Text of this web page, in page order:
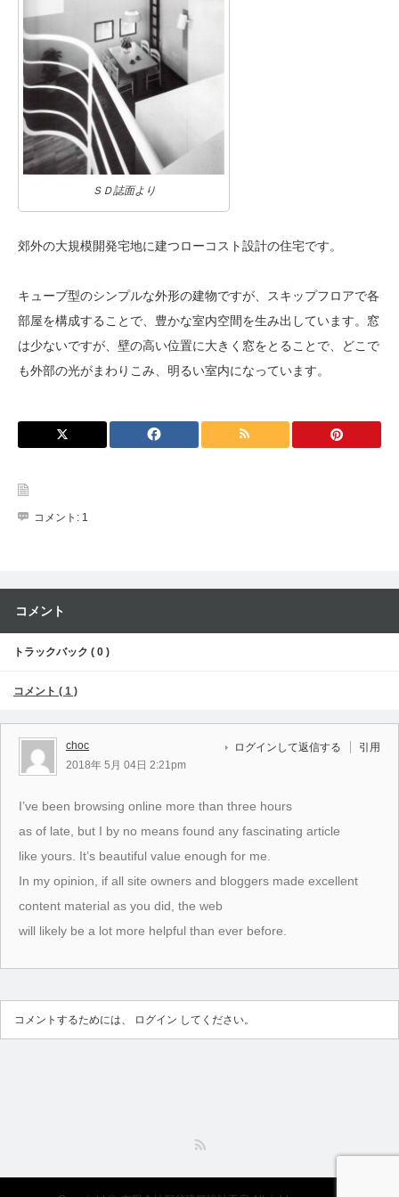
ＳＤ誌面より
郊外の大規模開発宅地に建つローコスト設計の住宅です。
キューブ型のシンプルな外形の建物ですが、スキップフロアで各
部屋を構成することで、豊かな室内空間を生み出しています。窓
は少ないですが、壁の高い位置に大きく窓をとることで、どこで
も外部の光がまわりこみ、明るい室内になっています。
コメント: 1
コメント
トラックバック ( 0 )
コメント ( 1 )
choc
2018年 5月 04日 2:21pm
ログインして返信する 引用
I’ve been browsing online more than three hours
as of late, but I by no means found any fascinating article
like yours. It’s beautiful value enough for me.
In my opinion, if all site owners and bloggers made excellent
content material as you did, the web
will likely be a lot more helpful than ever before.
コメントするためには、 ログイン してください。